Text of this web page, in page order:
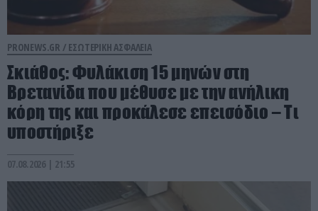
PRONEWS.GR / ΕΣΩΤΕΡΙΚΗ ΑΣΦΑΛΕΙΑ
Σκιάθος: Φυλάκιση 15 μηνών στη
Βρετανίδα που μέθυσε με την ανήλικη
κόρη της και προκάλεσε επεισόδιο – Τι
υποστήριξε
07.08.2026 | 21:55